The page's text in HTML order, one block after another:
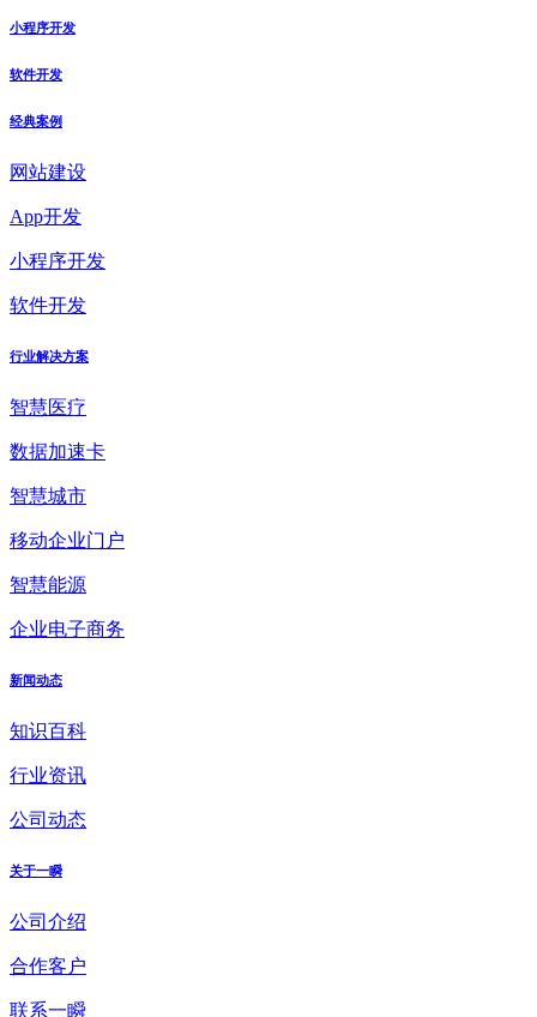
小程序开发
软件开发
经典案例
网站建设
App开发
小程序开发
软件开发
行业解决方案
智慧医疗
数据加速卡
智慧城市
移动企业门户
智慧能源
企业电子商务
新闻动态
知识百科
行业资讯
公司动态
关于一瞬
公司介绍
合作客户
联系一瞬